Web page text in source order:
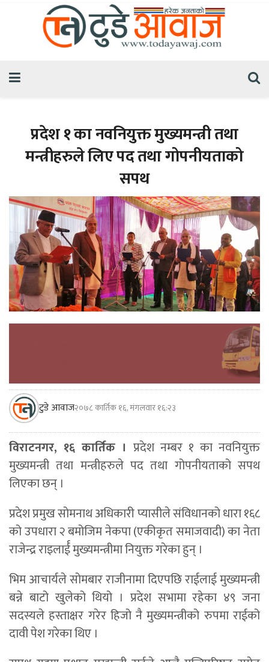
प्रदेश १ का नवनियुक्त मुख्यमन्त्री तथा
मन्त्रीहरुले लिए पद तथा गोपनीयताको
सपथ
टुडे आवाज२०७८ कार्तिक १६, मंगलवार १६:२३
विराटनगर, १६ कार्तिक । प्रदेश नम्बर १ का नवनियुक्त
मुख्यमन्त्री तथा मन्त्रीहरुले पद तथा गोपनीयताको सपथ
लिएका छन् ।
प्रदेश प्रमुख सोमनाथ अधिकारी प्यासीले संविधानको धारा १६८
को उपधारा २ बमोजिम नेकपा (एकीकृत समाजवादी) का नेता
राजेन्द्र राइलार्ई मुख्यमन्त्रीमा नियुक्त गरेका हुन् ।
भिम आचार्यले सोमबार राजीनामा दिएपछि राईलाई मुख्यमन्त्री
बन्ने बाटो खुलेको थियो । प्रदेश सभामा रहेका ४९ जना
सदस्यले हस्ताक्षर गरेर हिजो नै मुख्यमन्त्रीको रुपमा राईको
दावी पेश गरेका थिए ।